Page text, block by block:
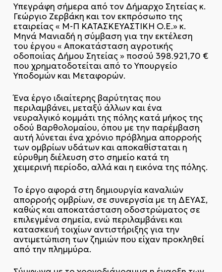
Υπεγράφη σήμερα από τον Δήμαρχο Σητείας κ.
Γεώργιο Ζερβάκη και τον εκπρόσωπο της
εταιρείας « Μ-Π ΚΑΤΑΣΚΕΥΑΣΤΙΚΗ Ο.Ε.» κ.
Μηνά Μανιαδή η σύμβαση για την εκτέλεση
του έργου « Αποκατάσταση αγροτικής
οδοποιίας Δήμου Σητείας » ποσού 398.921,70 €
που χρηματοδοτείται από το Υπουργείο
Υποδομών και Μεταφορών.
Ένα έργο ιδιαίτερης βαρύτητας που
περιλαμβάνει, μεταξύ άλλων και ένα
νευραλγικό κομμάτι της πόλης κατά μήκος της
οδού Βαρθολομαίου, όπου με την παρέμβαση
αυτή λύνεται ένα χρόνιο πρόβλημα απορροής
των ομβρίων υδάτων και αποκαθίσταται η
εύρυθμη διέλευση στο σημείο κατά τη
χειμερινή περίοδο, αλλά και η εικόνα της πόλης.
Το έργο αφορά στη δημιουργία καναλιών
απορροής ομβρίων, σε συνεργσία με τη ΔΕΥΑΣ,
καθώς και αποκατάσταση οδοστρώματος σε
επιλεγμένα σημεία, ενώ περιλαμβάνει και
κατασκευή τοιχίων αντιστήριξης για την
αντιμετώπιση των ζημιών που είχαν προκληθεί
από την πλημμύρα.